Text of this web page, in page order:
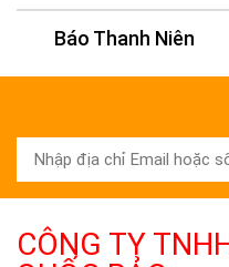
Báo Kinh Tế Châu Á
CÔNG TY